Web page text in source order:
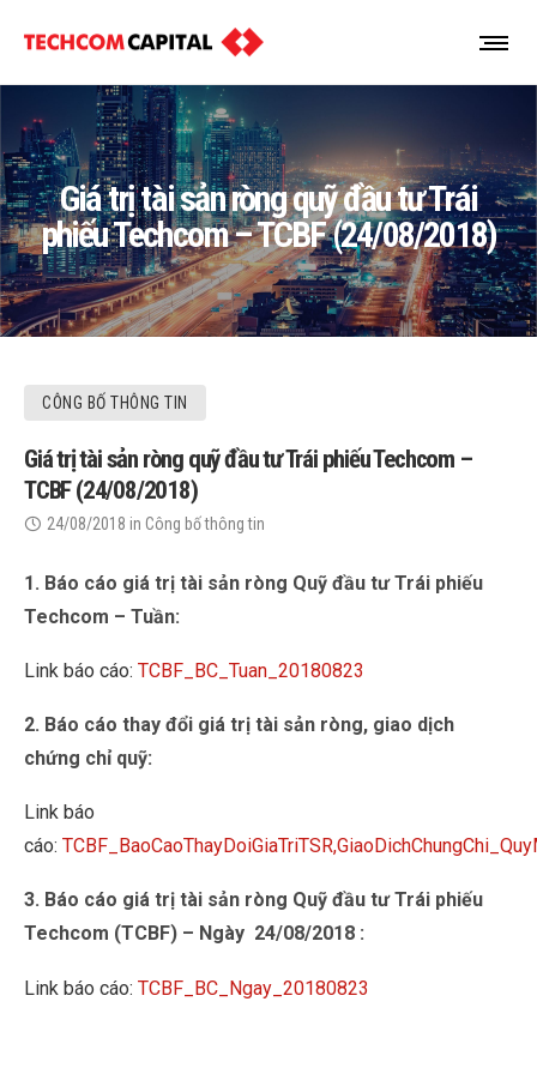
Giá trị tài sản ròng quỹ đầu tư Trái
phiếu Techcom – TCBF (24/08/2018)
CÔNG BỐ THÔNG TIN
Giá trị tài sản ròng quỹ đầu tư Trái phiếu Techcom –
TCBF (24/08/2018)
24/08/2018 in Công bố thông tin
1. Báo cáo giá trị tài sản ròng Quỹ đầu tư Trái phiếu
Techcom – Tuần:
Link báo cáo: TCBF_BC_Tuan_20180823
2. Báo cáo thay đổi giá trị tài sản ròng, giao dịch
chứng chỉ quỹ:
Link báo
cáo:
3. Báo cáo giá trị tài sản ròng Quỹ đầu tư Trái phiếu
Techcom (TCBF) – Ngày 24/08/2018 :
Link báo cáo: TCBF_BC_Ngay_20180823